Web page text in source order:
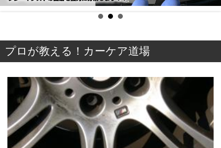
プロが教える！カーケア道場